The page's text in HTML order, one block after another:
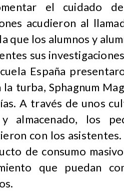
el cuidado
acudieron al
que los alumnos y
sus
España
la turba, Sphagnum
A través de unos
almacenado, los
con los
de consumo
que puedan